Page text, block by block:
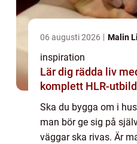
06 augusti 2026 Malin
inspiration
Lär dig rädda liv
komplett HLR-
Ska du bygga om i
man bör ge sig på
väggar ska rivas. Är